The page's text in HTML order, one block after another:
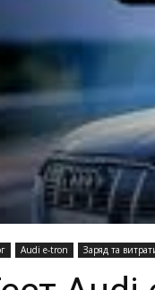
Audi e-tron Заряд та